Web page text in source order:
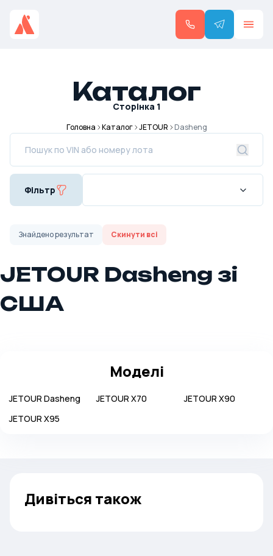
Каталог
Сторінка 1
Головна Каталог JETOUR Dasheng
Фільтр
Знайденорезультат Скинути всі
JETOUR Dasheng зі
США
Моделі
JETOUR Dasheng JETOUR X70 JETOUR X90
JETOUR X95
Дивіться також